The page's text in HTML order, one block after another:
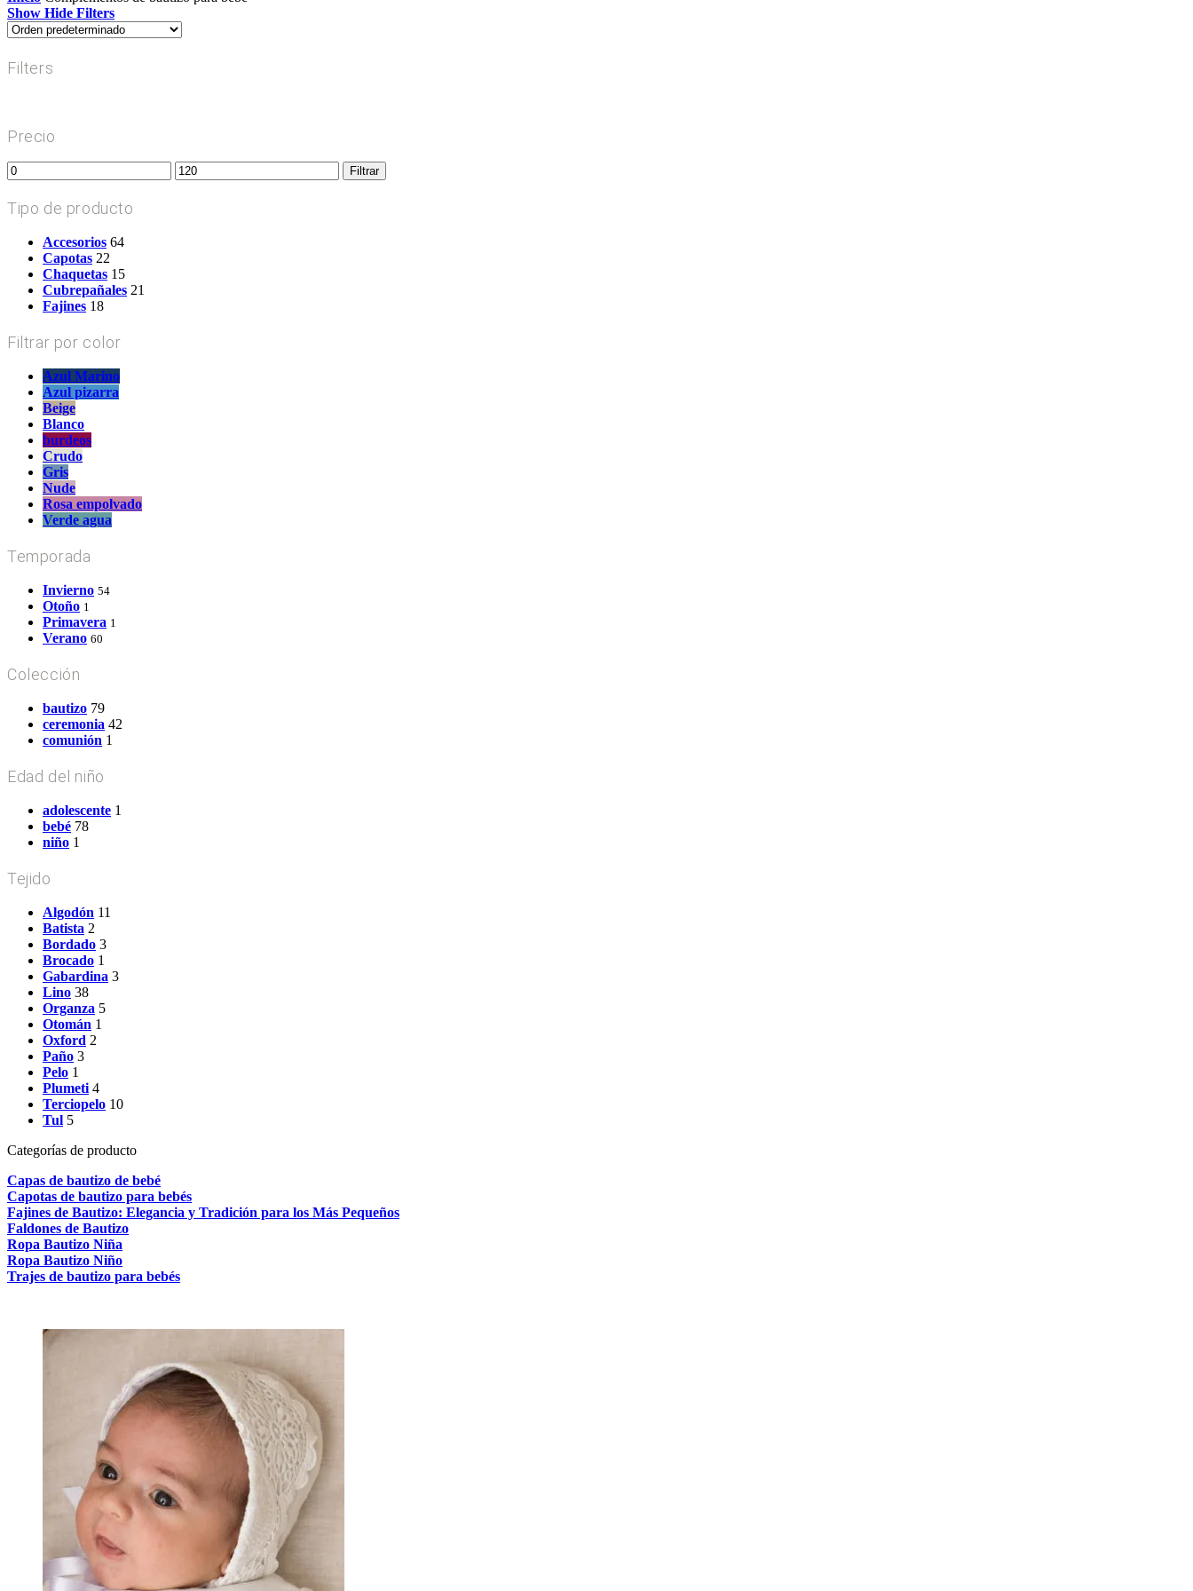
Show Hide Filters
Filters
Precio
Precio
mínimo
Precio
máximo
Filtrar
Tipo de producto
Accesorios 64
Capotas 22
Chaquetas 15
Cubrepañales 21
Fajines 18
Filtrar por color
Azul Marino
Azul pizarra
Beige
Blanco
burdeos
Crudo
Gris
Nude
Rosa empolvado
Verde agua
Temporada
Invierno 54
Otoño 1
Primavera 1
Verano 60
Colección
bautizo 79
ceremonia 42
comunión 1
Edad del niño
adolescente 1
bebé 78
niño 1
Tejido
Algodón 11
Batista 2
Bordado 3
Brocado 1
Gabardina 3
Lino 38
Organza 5
Otomán 1
Oxford 2
Paño 3
Pelo 1
Plumeti 4
Terciopelo 10
Tul 5
Categorías de producto
Capas de bautizo de bebé
Capotas de bautizo para bebés
Fajines de Bautizo: Elegancia y Tradición para los Más Pequeños
Faldones de Bautizo
Ropa Bautizo Niña
Ropa Bautizo Niño
Trajes de bautizo para bebés